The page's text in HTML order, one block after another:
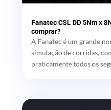
Fanatec CSL DD 5Nm x
comprar?
A Fanatec é um grande
simulação de corridas,
praticamente todos os